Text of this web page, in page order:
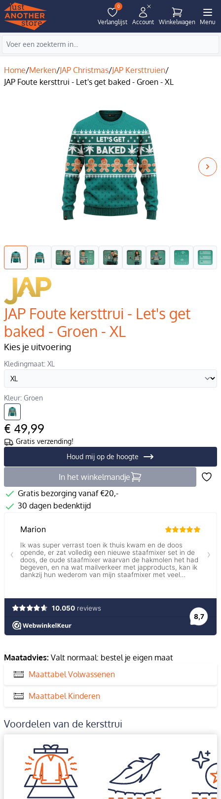
0
Verlanglijst Account Winkelwagen Menu
Home/Merken/JAP Christmas/JAP Kersttruien/
JAP Foute kersttrui - Let's get baked - Groen - XL
JAP Foute kersttrui - Let's get
baked - Groen - XL
Kies je uitvoering
Kledingmaat: XL
Kleur: Groen
€ 49,99
Gratis verzending!
Houd mij op de hoogte
In het winkelmandje
Gratis bezorging vanaf €20,-
30 dagen bedenktijd
Maatadvies: Valt normaal: bestel je eigen maat
Maattabel Volwassenen
Maattabel Kinderen
Voordelen van de kersttrui